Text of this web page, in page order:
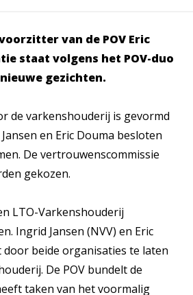
van de POV Eric
staat volgens het POV-duo
gezichten.
de varkenshouderij is gevormd
en Eric Douma besloten
De vertrouwenscommissie
gekozen.
LTO-Varkenshouderij
Ingrid Jansen (NVV) en Eric
beide organisaties te laten
De POV bundelt de
taken van het voormalig